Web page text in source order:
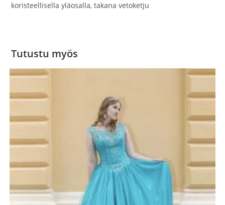
koristeellisella yläosalla, takana vetoketju
Tutustu myös